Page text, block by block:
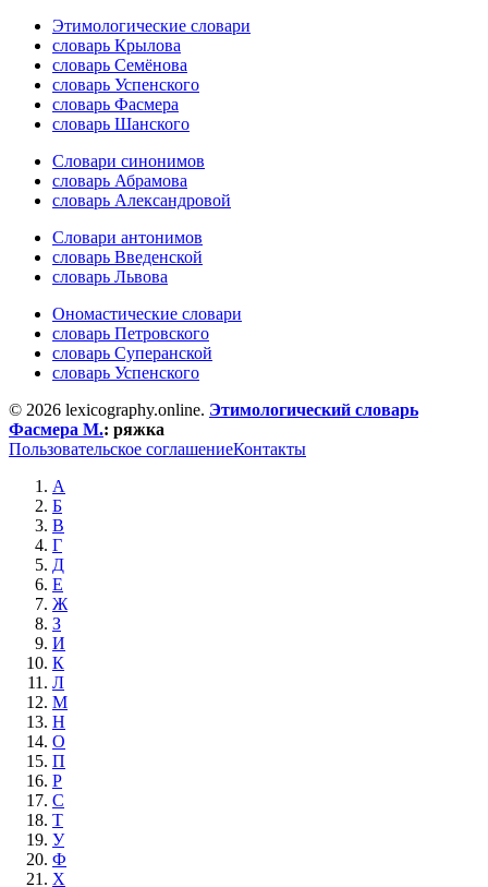
Этимологические словари
словарь Крылова
словарь Семёнова
словарь Успенского
словарь Фасмера
словарь Шанского
Словари синонимов
словарь Абрамова
словарь Александровой
Словари антонимов
словарь Введенской
словарь Львова
Ономастические словари
словарь Петровского
словарь Суперанской
словарь Успенского
© 2026 lexicography.online. Этимологический словарь
Фасмера М.: ряжка
Пользовательское соглашениеКонтакты
А
Б
В
Г
Д
Е
Ж
З
И
К
Л
М
Н
О
П
Р
С
Т
У
Ф
Х